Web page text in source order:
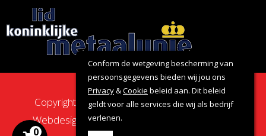
0
Conform de wetgeving bescherming van
persoonsgegevens bieden wij jou ons
Privacy&Cookie beleid aan. Dit beleid
geldt voor alle services die wij als bedrijf
verlenen.
Copyright 2026 - Dieselservice Emmeloord |
Webdesign door:Nova Septem